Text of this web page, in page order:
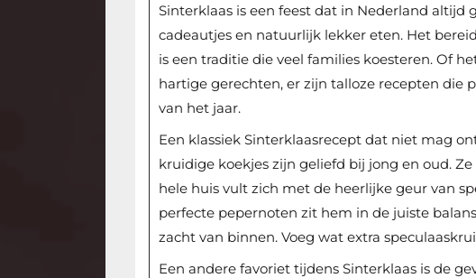
Sinterklaas is een feest dat in Nederland altijd
cadeautjes en natuurlijk lekker eten. Het
is een traditie die veel families koesteren. Of
hartige gerechten, er zijn talloze recepten die
van het jaar.
Een klassiek Sinterklaasrecept dat niet mag
kruidige koekjes zijn geliefd bij jong en oud.
hele huis vult zich met de heerlijke geur van
perfecte pepernoten zit hem in de juiste
zacht van binnen. Voeg wat extra
Een andere favoriet tijdens Sinterklaas is de